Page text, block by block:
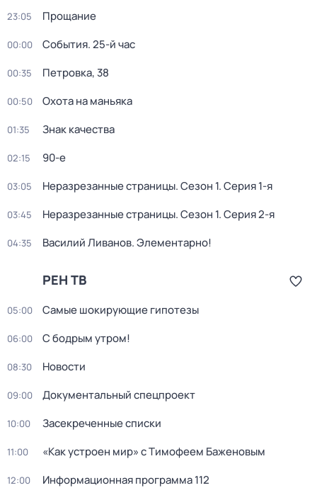
23:05 Прощание
00:00 События. 25-й час
00:35 Петровка, 38
00:50 Охота на маньяка
01:35 Знак качества
02:15 90-е
03:05 Неразрезанные страницы. Сезон 1. Серия 1-я
03:45 Неразрезанные страницы. Сезон 1. Серия 2-я
04:35 Василий Ливанов. Элементарно!
РЕН ТВ
05:00 Самые шoкиpующие гипотезы
06:00 С бодрым утром!
08:30 Новости
09:00 Документальный спецпpоeкт
10:00 Заceкpeченные списки
11:00 «Как устроен мир» с Тимофеем Баженовым
12:00 Информационная программа 112